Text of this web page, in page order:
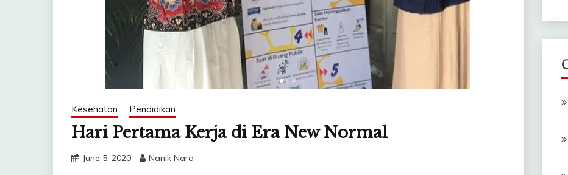
Kesehatan Pendidikan
Hari Pertama Kerja di Era New Normal
June 5, 2020 Nanik Nara